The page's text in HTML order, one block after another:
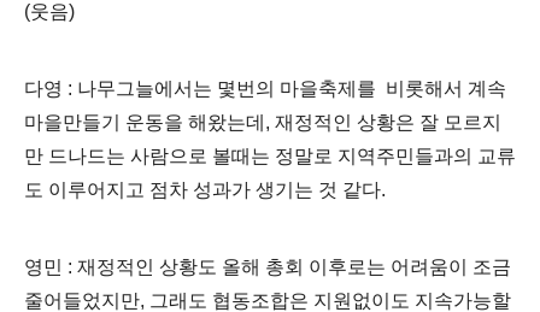
(웃음)
다영 : 나무그늘에서는 몇번의 마을축제를 비롯해서 계속
마을만들기 운동을 해왔는데, 재정적인 상황은 잘 모르지
만 드나드는 사람으로 볼때는 정말로 지역주민들과의 교류
도 이루어지고 점차 성과가 생기는 것 같다.
영민 : 재정적인 상황도 올해 총회 이후로는 어려움이 조금
줄어들었지만, 그래도 협동조합은 지원없이도 지속가능할